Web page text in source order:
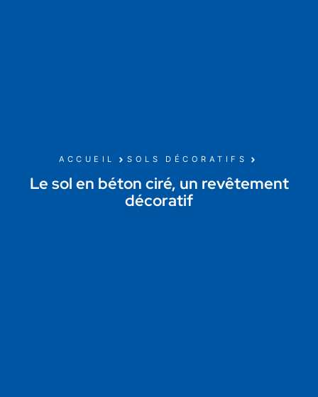
ACCUEIL SOLS DÉCORATIFS
Le sol en béton ciré, un revêtement
décoratif